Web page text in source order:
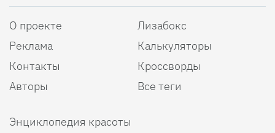
О проекте
Реклама
Контакты
Авторы
Лизабокс
Калькуляторы
Кроссворды
Все теги
Энциклопедия красоты